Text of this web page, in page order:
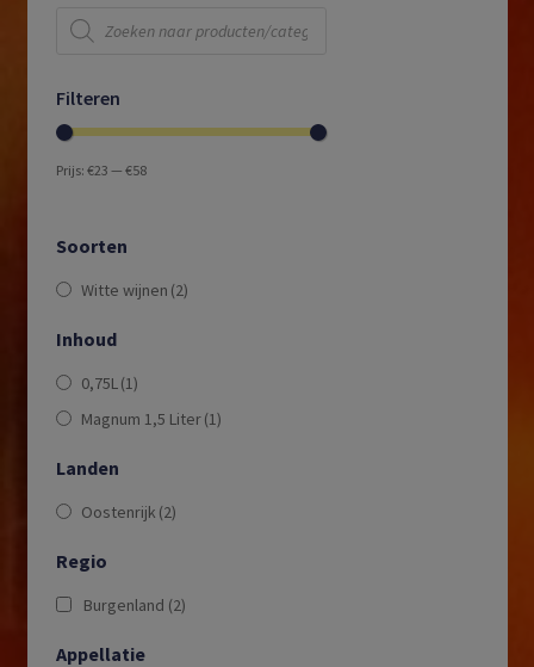
Producten
zoeken
Filteren
Prijs: €23 — €58
Soorten
Witte wijnen (2)
Inhoud
0,75L(1)
Magnum 1,5 Liter(1)
Landen
Oostenrijk (2)
Regio
Burgenland (2)
Appellatie